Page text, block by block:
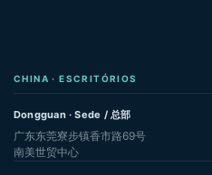
CHINA · ESCRITÓRIOS
Dongguan · Sede / 总部
广东东莞寮步镇香市路69号
南美世贸中心